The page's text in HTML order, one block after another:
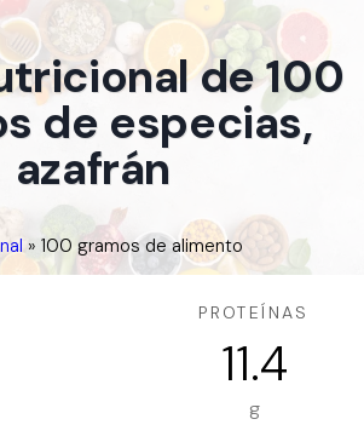
de 100
de especias,
azafrán
» 100 gramos de alimento
PROTEÍNAS
11.4
g